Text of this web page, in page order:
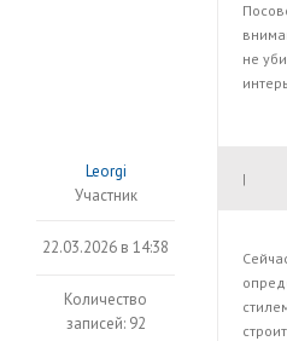
не
Leorgi
Участник
22.03.2026 в 14:38
Количество
записей: 92
|